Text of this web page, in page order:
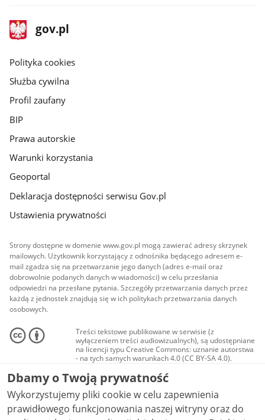
stopka
gov.pl
Strona
gov.pl
gov.pl
Polityka cookies
Służba cywilna
Profil zaufany
BIP
Prawa autorskie
Warunki korzystania
Geoportal
Deklaracja dostępności serwisu Gov.pl
Ustawienia prywatności
Strony dostępne w domenie www.gov.pl mogą zawierać adresy skrzynek
mailowych. Użytkownik korzystający z odnośnika będącego adresem e-
mail zgadza się na przetwarzanie jego danych (adres e-mail oraz
dobrowolnie podanych danych w wiadomości) w celu przesłania
odpowiedzi na przesłane pytania. Szczegóły przetwarzania danych przez
każdą z jednostek znajdują się w ich politykach przetwarzania danych
osobowych.
Treści tekstowe publikowane w serwisie (z
wyłączeniem treści audiowizualnych), są udostępniane
na licencji typu Creative Commons: uznanie autorstwa
- na tych samych warunkach 4.0 (CC BY-SA 4.0).
Materiały audiowizualne, w tym zdjęcia, materiały
audio i wideo, są udostępniane na licencji typu
Creative Commons: uznanie autorstwa użycie
niekomercyjne - bez utworów zależnych 4.0 (CC BY-
NC-ND 4.0), o ile nie jest to stwierdzone inaczej.
Dbamy o Twoją prywatność
Wykorzystujemy pliki cookie w celu zapewnienia
prawidłowego funkcjonowania naszej witryny oraz do